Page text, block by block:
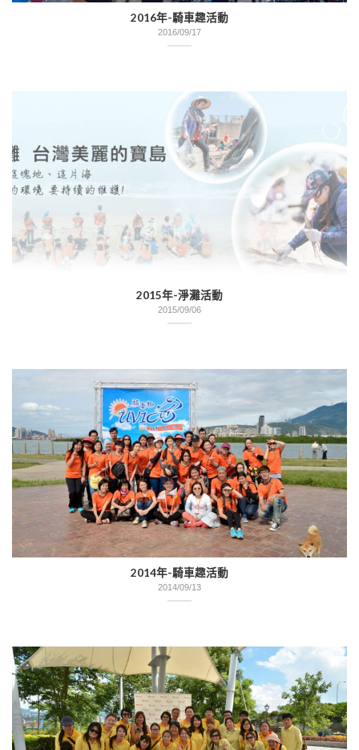
2016年-騎車趣活動
2016/09/17
2015年-淨灘活動
2015/09/06
2014年-騎車趣活動
2014/09/13